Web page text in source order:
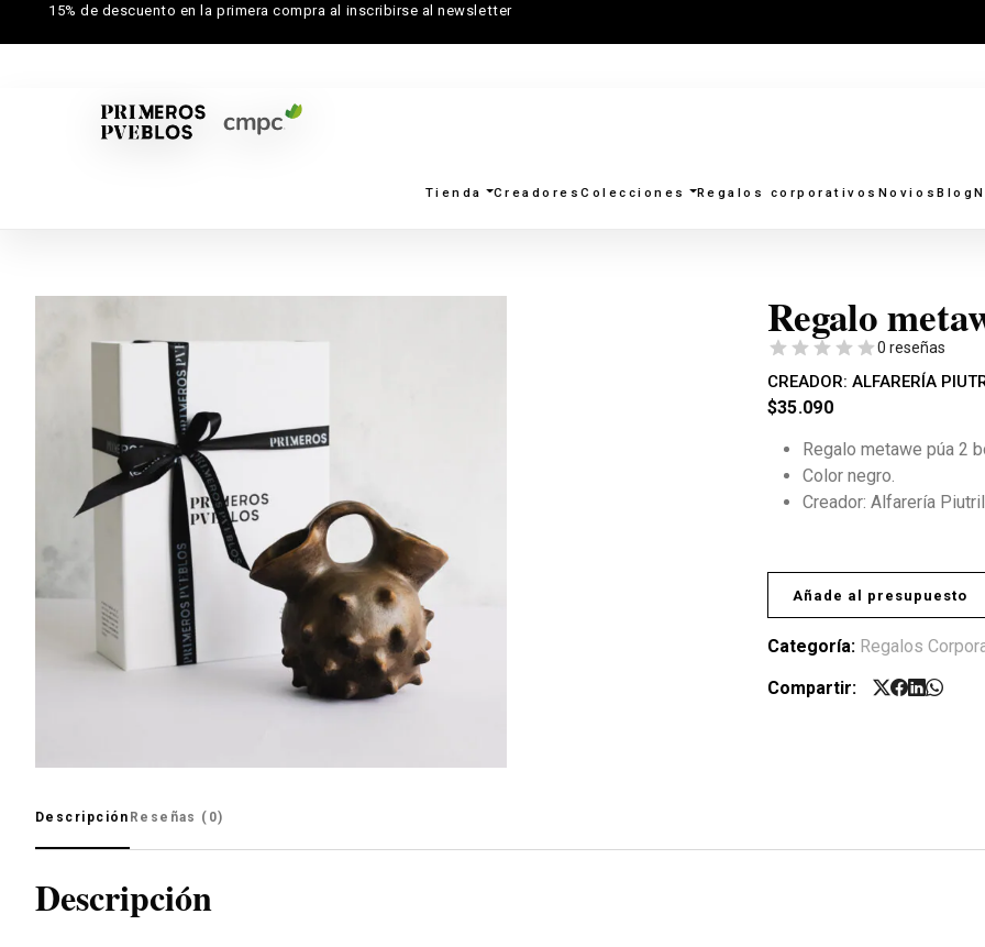
15% de descuento en la primera compra al inscribirse al newsletter
Tienda CreadoresColecciones Regalos corporativos NoviosBlog
Regalo
0 reseñas
CREADOR: ALFARERÍA
$35.090
Regalo metawe púa 2
Color negro.
Creador: Alfarería
Añade al presupuesto
Categoría: Regalos
Compartir:
Descripción Reseñas (0)
Descripción